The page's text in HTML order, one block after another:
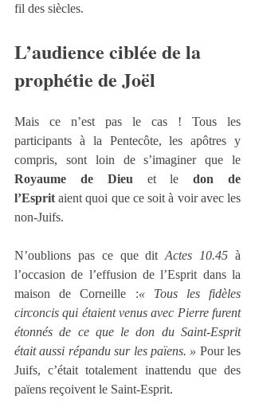
fil des siècles.
L’audience ciblée de la
prophétie de Joël
Mais ce n’est pas le cas ! Tous les
participants à la Pentecôte, les apôtres y
Royaume de Dieu et le don de
l’Esprit aient quoi que ce soit à voir avec les
non‑Juifs.
N’oublions pas ce que dit Actes 10.45 à
l’occasion de l’effusion de l’Esprit dans la
maison de Corneille :« Tous les fidèles
circoncis qui étaient venus avec Pierre furent
étonnés de ce que le don du Saint‑Esprit
était aussi répandu sur les païens. » Pour les
Juifs, c’était totalement inattendu que des
païens reçoivent le Saint‑Esprit.